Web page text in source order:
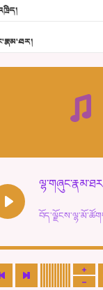
ཆོལ་གསུམ་བྲོ་གཞས། -
13. ཆུང་འདྲིས། - ཟླ་སྒྲོན།
ཤམ་པ་ལ་ཡི་སྲས་མོ།